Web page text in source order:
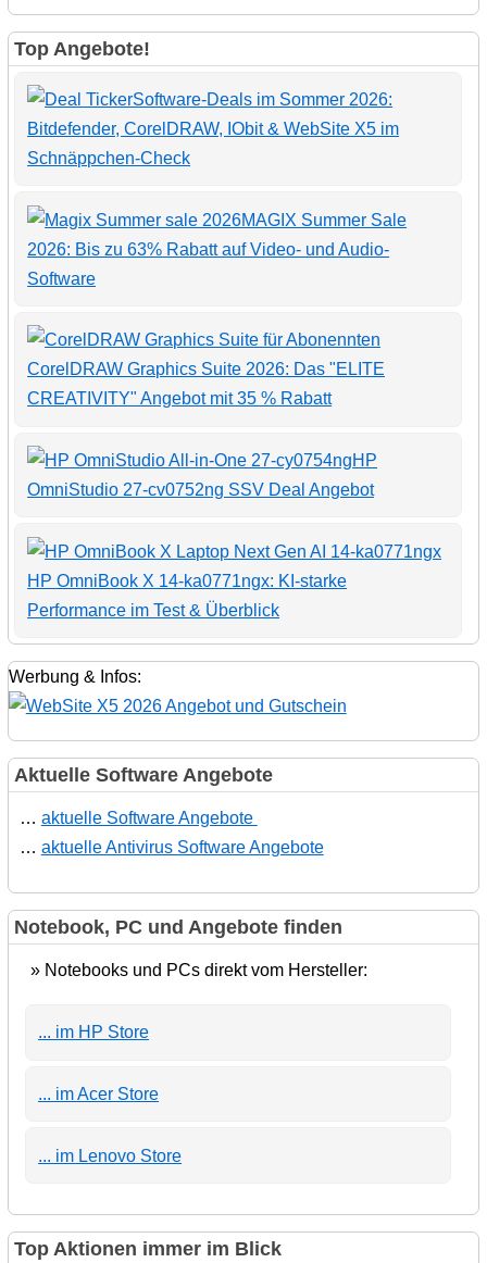
Top Angebote!
Software-Deals im Sommer 2026:
Bitdefender, CorelDRAW, IObit & WebSite X5 im
Schnäppchen-Check
MAGIX Summer Sale
2026: Bis zu 63% Rabatt auf Video- und Audio-
Software
CorelDRAW Graphics Suite 2026: Das "ELITE
CREATIVITY" Angebot mit 35 % Rabatt
HP
OmniStudio 27-cv0752ng SSV Deal Angebot
HP OmniBook X 14-ka0771ngx: KI-starke
Performance im Test & Überblick
Werbung & Infos:
Aktuelle Software Angebote
… aktuelle Software Angebote
… aktuelle Antivirus Software Angebote
Notebook, PC und Angebote finden
» Notebooks und PCs direkt vom Hersteller:
... im HP Store
... im Acer Store
... im Lenovo Store
Top Aktionen immer im Blick